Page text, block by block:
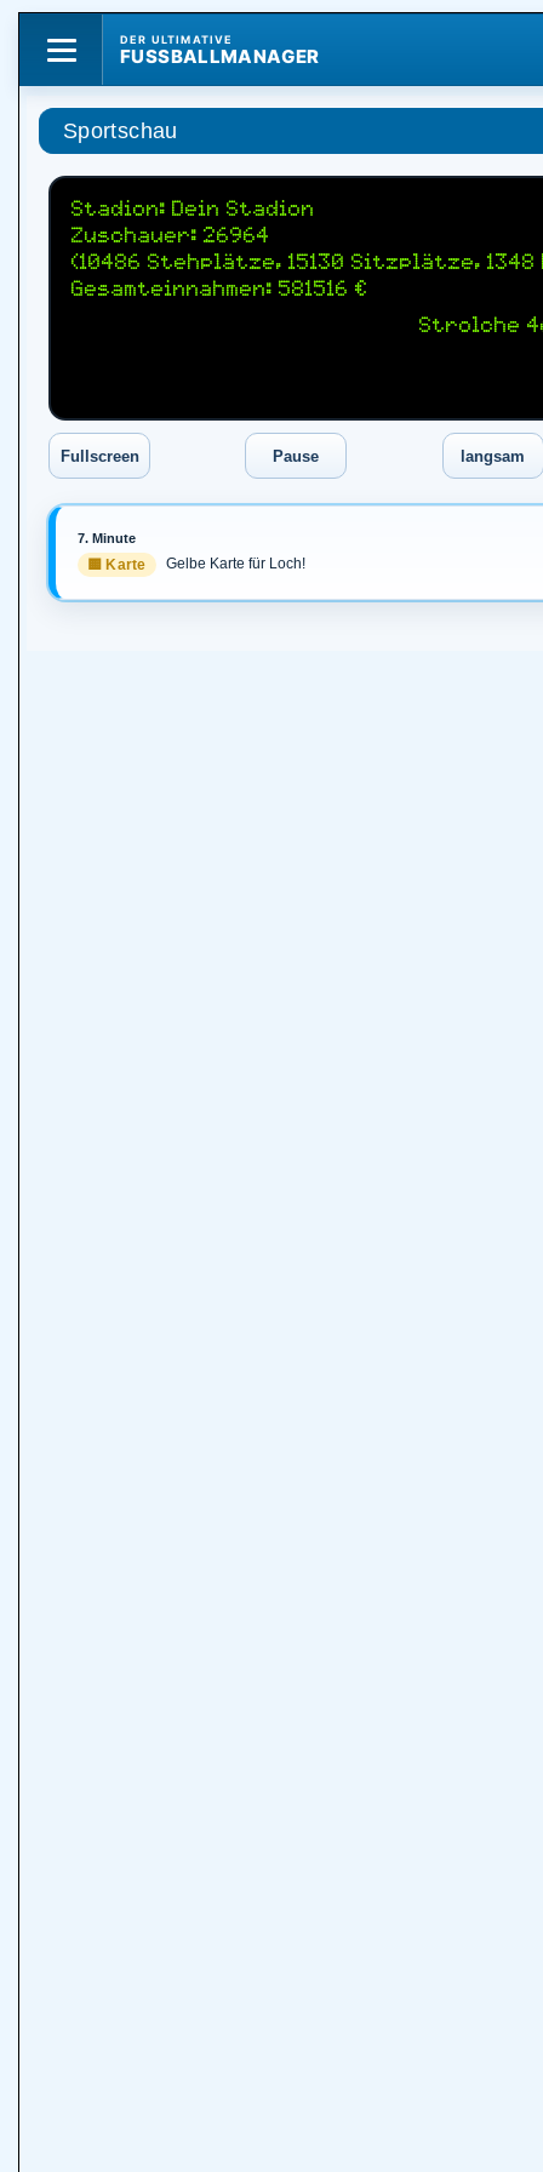
DER ULTIMATIVE
FUSSBALLMANAGER
Sportschau
Stadion: Dein Stadion
Zuschauer: 26964
(10486 Stehplätze, 15130 Sitzplätze,
Gesamteinnahmen: 581516 €
Strolche
7. Minute
🟨 Karte Gelbe Karte für Loch!